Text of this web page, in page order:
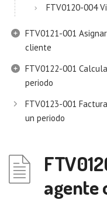
FTV0120-004
FTV0121-001
cliente
FTV0122-001
periodo
FTV0123-001
un periodo
agente